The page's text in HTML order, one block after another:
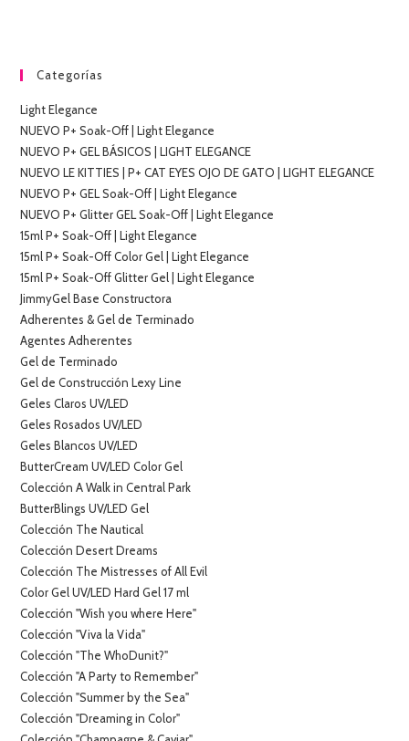
Categorías
Light Elegance
NUEVO P+ Soak-Off | Light Elegance
NUEVO P+ GEL BÁSICOS | LIGHT ELEGANCE
NUEVO LE KITTIES | P+ CAT EYES OJO DE GATO | LIGHT ELEGANCE
NUEVO P+ GEL Soak-Off | Light Elegance
NUEVO P+ Glitter GEL Soak-Off | Light Elegance
15ml P+ Soak-Off | Light Elegance
15ml P+ Soak-Off Color Gel | Light Elegance
15ml P+ Soak-Off Glitter Gel | Light Elegance
JimmyGel Base Constructora
Adherentes & Gel de Terminado
Agentes Adherentes
Gel de Terminado
Gel de Construcción Lexy Line
Geles Claros UV/LED
Geles Rosados UV/LED
Geles Blancos UV/LED
ButterCream UV/LED Color Gel
Colección A Walk in Central Park
ButterBlings UV/LED Gel
Colección The Nautical
Colección Desert Dreams
Colección The Mistresses of All Evil
Color Gel UV/LED Hard Gel 17 ml
Colección "Wish you where Here"
Colección "Viva la Vida"
Colección "The WhoDunit?"
Colección "A Party to Remember"
Colección "Summer by the Sea"
Colección "Dreaming in Color"